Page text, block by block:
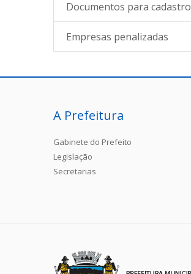
Documentos para cadastro
Empresas penalizadas
A Prefeitura
Gabinete do Prefeito
Legislação
Secretarias